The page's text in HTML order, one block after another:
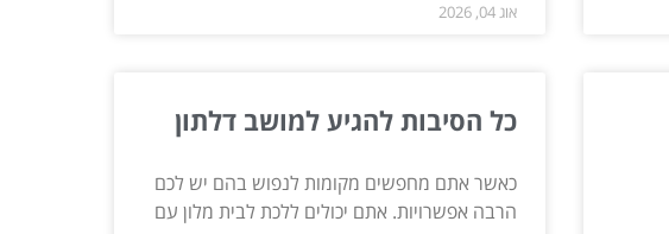
אוג 04, 2026
כל הסיבות להגיע למושב דלתון
כאשר אתם מחפשים מקומות לנפוש בהם יש לכם
הרבה אפשרויות. אתם יכולים ללכת לבית מלון עם